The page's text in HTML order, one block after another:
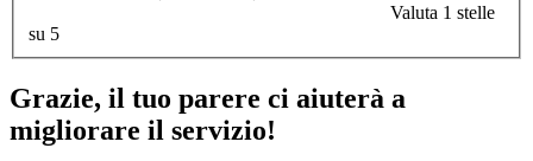
Valuta 1 stelle
su 5
Grazie, il tuo parere ci aiuterà a
migliorare il servizio!